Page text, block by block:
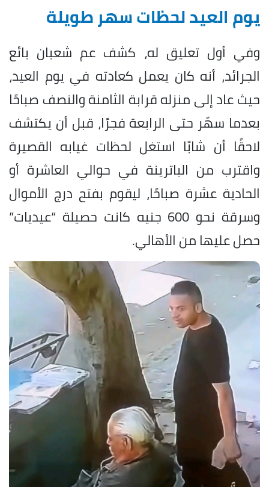
يوم العيد لحظات سهر طويلة
وفي أول تعليق له، كشف عم شعبان بائع
الجرائد، أنه كان يعمل كعادته في يوم العيد،
حيث عاد إلى منزله قرابة الثامنة والنصف صباحًا
بعدما سهّر حتى الرابعة فجرًا، قبل أن يكتشف
لاحقًا أن شابًا استغل لحظات غيابه القصيرة
واقترب من الباترينة في حوالي العاشرة أو
الحادية عشرة صباحًا، ليقوم بفتح درج الأموال
وسرقة نحو 600 جنيه كانت حصيلة “عيديات”
حصل عليها من الأهالي.